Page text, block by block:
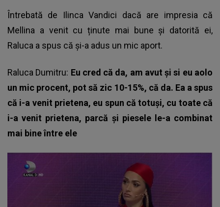
Întrebată de Ilinca Vandici dacă are impresia că
Mellina a venit cu ținute mai bune și datorită ei,
Raluca a spus că și-a adus un mic aport.
Raluca Dumitru: Eu cred că da, am avut și si eu aolo
un mic procent, pot să zic 10-15%, că da. Ea a spus
că i-a venit prietena, eu spun că totuși, cu toate că
i-a venit prietena, parcă și piesele le-a combinat
mai bine între ele